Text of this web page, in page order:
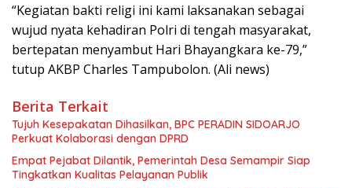
“Kegiatan bakti religi ini kami laksanakan sebagai
wujud nyata kehadiran Polri di tengah masyarakat,
bertepatan menyambut Hari Bhayangkara ke-79,”
tutup AKBP Charles Tampubolon. (Ali news)
Berita Terkait
Tujuh Kesepakatan Dihasilkan, BPC PERADIN SIDOARJO
Perkuat Kolaborasi dengan DPRD
Empat Pejabat Dilantik, Pemerintah Desa Semampir Siap
Tingkatkan Kualitas Pelayanan Publik